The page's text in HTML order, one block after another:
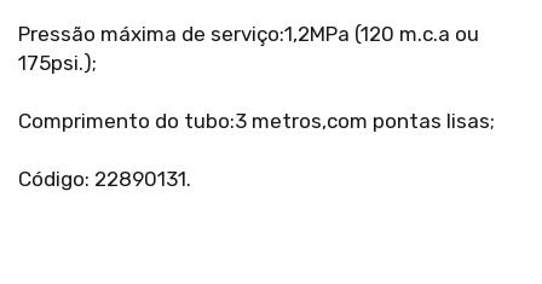
Pressão máxima de serviço:1,2MPa (120 m.c.a ou
175psi.);
Comprimento do tubo:3 metros,com pontas lisas;
Código: 22890131.